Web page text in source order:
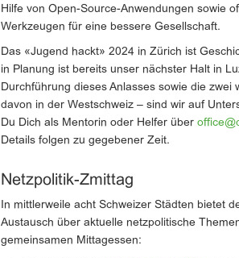
Hilfe von Open-Source-Anwendungen sowie
Werkzeugen für eine bessere Gesellschaft.
Das «Jugend hackt» 2024 in Zürich ist
in Planung ist bereits unser nächster Halt in
Durchführung dieses Anlasses sowie die
davon in der Westschweiz – sind wir auf
Du Dich als Mentorin oder Helfer über
Details folgen zu gegebener Zeit.
Netzpolitik-Zmittag
In mittlerweile acht Schweizer Städten bietet
Austausch über aktuelle netzpolitische
gemeinsamen Mittagessen: